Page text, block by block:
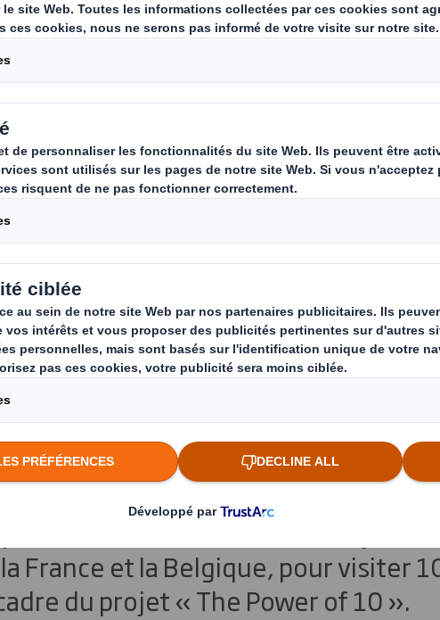
10 : 1 600 km à
contre le cancer
2025, six collègues de DS
relevé un défi sportif et solidaire
France et la Belgique, pour visiter
du projet « The Power of 10 ».